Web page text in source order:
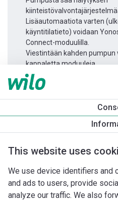
This website uses
We use device identifiers and
and ads to users, provide
analyze our traffic. We also
Lisäautomaatiota varten
käyntitilatieto) voidaan
Connect-moduulilla.
Viestintään kahden pumpun
kappaletta moduuleja.
Tuotetietoa